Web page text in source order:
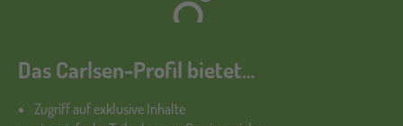
Das Carlsen-Profil bietet…
Zugriff auf exklusive Inhalte